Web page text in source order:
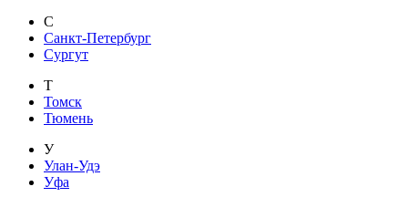
С
Санкт-Петербург
Сургут
Т
Томск
Тюмень
У
Улан-Удэ
Уфа